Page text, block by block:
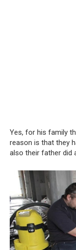
Yes, for his family
reason is that they
also their father did